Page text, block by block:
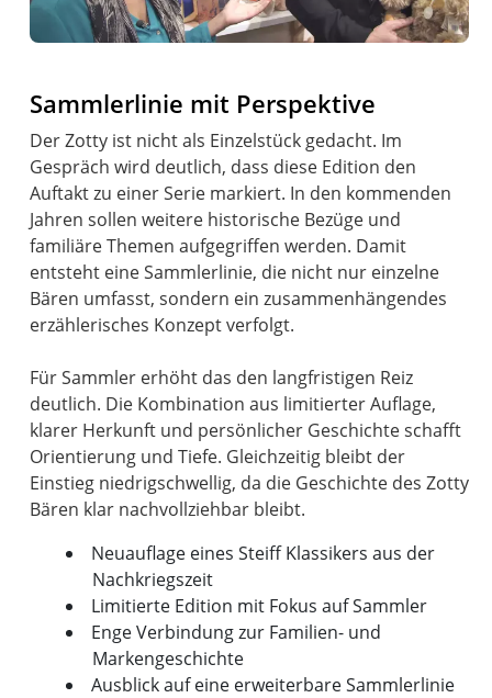
Sammlerlinie mit Perspektive
Der Zotty ist nicht als Einzelstück gedacht. Im
Gespräch wird deutlich, dass diese Edition den
Auftakt zu einer Serie markiert. In den kommenden
Jahren sollen weitere historische Bezüge und
familiäre Themen aufgegriffen werden. Damit
entsteht eine Sammlerlinie, die nicht nur einzelne
Bären umfasst, sondern ein zusammenhängendes
erzählerisches Konzept verfolgt.
Für Sammler erhöht das den langfristigen Reiz
deutlich. Die Kombination aus limitierter Auflage,
klarer Herkunft und persönlicher Geschichte schafft
Orientierung und Tiefe. Gleichzeitig bleibt der
Einstieg niedrigschwellig, da die Geschichte des Zotty
Neuauflage eines Steiff Klassikers aus der
Nachkriegszeit
Limitierte Edition mit Fokus auf Sammler
Enge Verbindung zur Familien- und
Markengeschichte
Ausblick auf eine erweiterbare Sammlerlinie